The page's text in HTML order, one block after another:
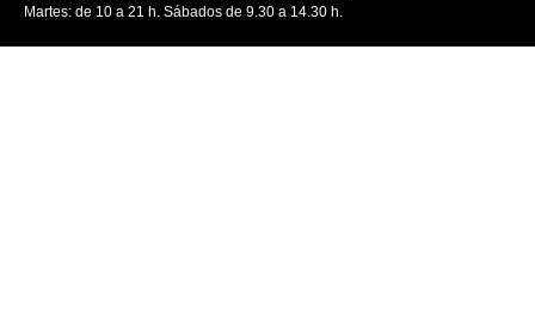
Martes: de 10 a 21 h. Sábados de 9.30 a 14.30 h.